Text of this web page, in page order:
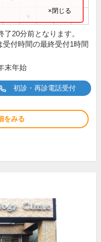
×閉じる
了20分前となります。
受付時間の最終受付1時間
末年始
初診・再診電話受付
をみる